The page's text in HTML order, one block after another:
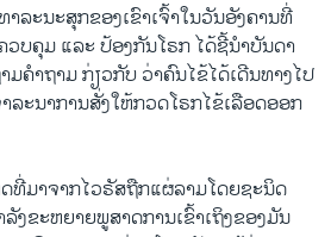
ລະນະສຸກຂອງເຂົາເຈົ້າໃນວັນອັງຄານທີ່
ວບຄຸມ ແລະ ປ້ອງກັນໂຣກ ໄດ້ຊີ້ນຳບັນດາ
ຄຳຖາມ ກ່ຽວກັບ ວ່າຄົນໄຂ້ໄດ້ເດີນທາງໄປ
ລະນາການສັ່ງໃຫ້ກວດໂຣກໄຂ້ເລືອດອອກ
ທີ່ມາຈາກໄວຣັສຖືກແຜ່ລາມໂດຍຊະນິດ
ງຂະຫຍາຍພູສາດການເຂົ້າເຖິງຂອງມັນ